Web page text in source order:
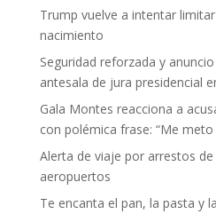
Trump vuelve a intentar
nacimiento
Seguridad reforzada y
antesala de jura presidencial
Gala Montes reacciona a
con polémica frase: “Me meto
Alerta de viaje por arrestos
aeropuertos
Te encanta el pan, la pasta y